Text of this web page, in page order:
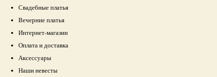
Свадебные платья
Вечерние платья
Интернет-магазин
Оплата и доставка
Аксессуары
Наши невесты